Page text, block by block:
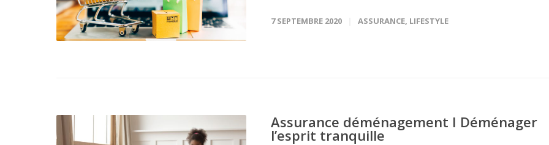
7 SEPTEMBRE 2020 ASSURANCE, LIFESTYLE
Assurance déménagement I Déménager
l’esprit tranquille